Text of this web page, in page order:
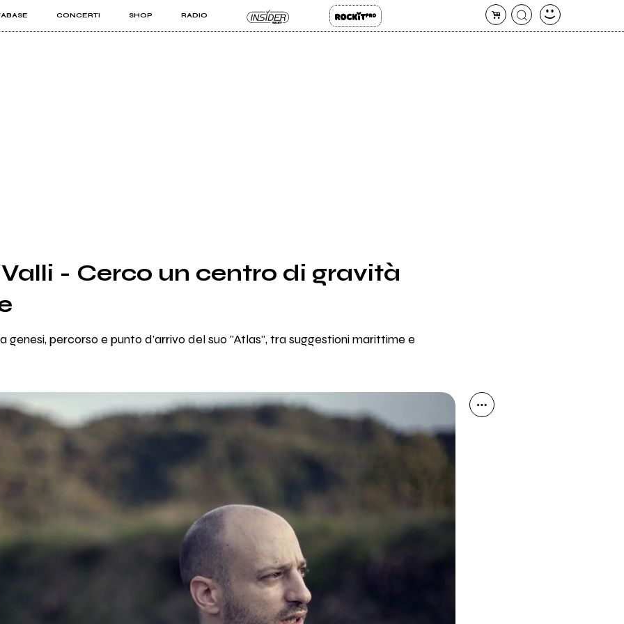
CONCERTI SHOP RADIO
PRO
- Cerco un centro di gravità
genesi, percorso e punto d'arrivo del suo "Atlas", tra suggestioni marittime e